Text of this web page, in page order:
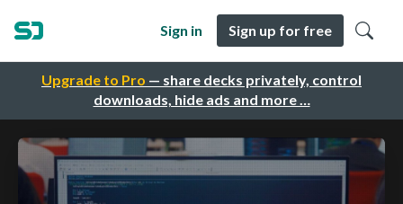
Upgrade to Pro — share decks privately, control
downloads, hide ads and more …
Sign in Sign up for free